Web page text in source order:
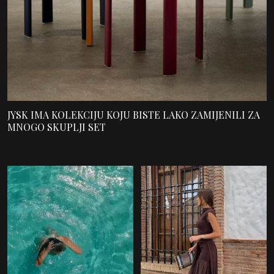
JYSK IMA KOLEKCIJU KOJU BISTE LAKO ZAMIJENILI ZA
MNOGO SKUPLJI SET